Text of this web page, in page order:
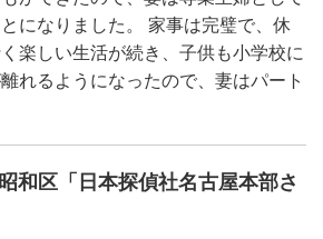
になりました。 家事は完璧で、休
楽しい生活が続き、子供も小学校に
れるようになったので、妻はパート
和区「日本探偵社名古屋本部さ